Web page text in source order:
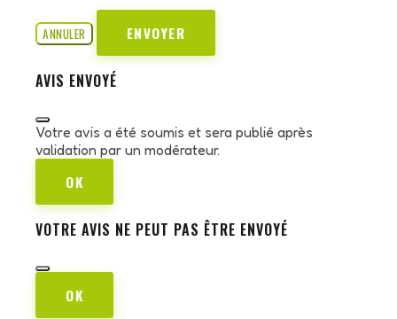
ANNULER ENVOYER
AVIS ENVOYÉ
Votre avis a été soumis et sera publié après
validation par un modérateur.
OK
VOTRE AVIS NE PEUT PAS ÊTRE ENVOYÉ
OK